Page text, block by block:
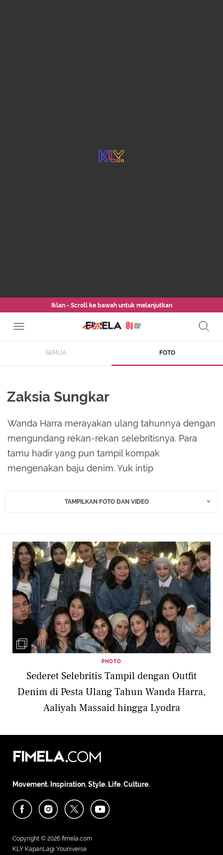
Iklan - Scroll ke bawah untuk melanjutkan
SEMUA FOTO
Zaksia Sungkar
Wanda Harra merayakan ulang tahunnya dengan
mengundang rekan-rekan selebritisnya. Para
tamu hadir yang pun tampil kompak
mengenakan baju denim. Yuk intip
TAMPILKAN FOTO DAN VIDEO
PHOTO
Sederet Selebritis Tampil dengan Outfit
Denim di Pesta Ulang Tahun Wanda Harra,
Aaliyah Massaid hingga Lyodra
Movement. Inspiration. Style. Life. Culture.
Copyright © 2026 fimela.com
KLY KapanLagi Youniverse